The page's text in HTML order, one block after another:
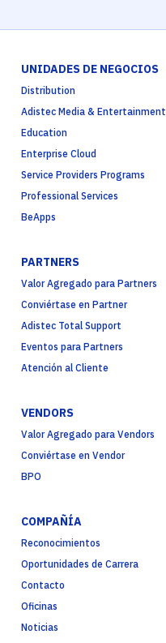
UNIDADES DE NEGOCIOS
Distribution
Adistec Media & Entertainment
Education
Enterprise Cloud
Service Providers Programs
Professional Services
BeApps
PARTNERS
Valor Agregado para Partners
Conviértase en Partner
Adistec Total Support
Eventos para Partners
Atención al Cliente
VENDORS
Valor Agregado para Vendors
Conviértase en Vendor
BPO
COMPAÑÍA
Reconocimientos
Oportunidades de Carrera
Contacto
Oficinas
Noticias